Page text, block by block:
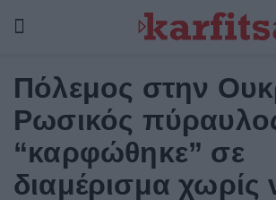
Πόλεμος στην
Ρωσικός
“καρφώθηκε” σε
διαμέρισμα χωρίς